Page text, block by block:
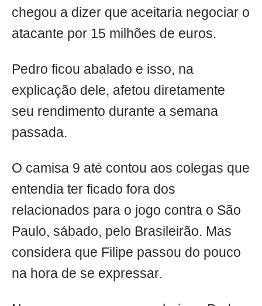
chegou a dizer que aceitaria negociar o
atacante por 15 milhões de euros.
Pedro ficou abalado e isso, na
explicação dele, afetou diretamente
seu rendimento durante a semana
passada.
O camisa 9 até contou aos colegas que
entendia ter ficado fora dos
relacionados para o jogo contra o São
Paulo, sábado, pelo Brasileirão. Mas
considera que Filipe passou do pouco
na hora de se expressar.